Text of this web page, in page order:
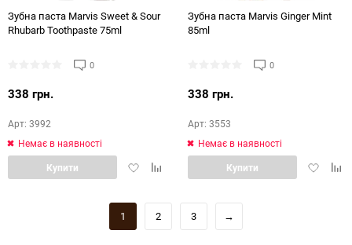
Зубна паста Marvis Sweet & Sour
Rhubarb Toothpaste 75ml
0
338 грн.
Арт: 3992
Немає в наявності
ДодатиДодати
Купити
Зубна паста Marvis Ginger Mint
85ml
0
338 грн.
Арт: 3553
Немає в наявності
Додати
Купити
1 2 3 →